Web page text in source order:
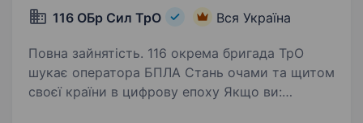
116 ОБр Сил ТрО
Вся Україна
Повна зайнятість. 116 окрема бригада ТрО
шукає оператора БПЛА Стань очами та щитом
своєї країни в цифрову епоху Якщо ви: